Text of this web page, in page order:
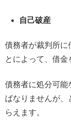
自己破産
債務者が裁判所に
とによって、借金
債務者に処分可能
ばなりませんが、
らえます。